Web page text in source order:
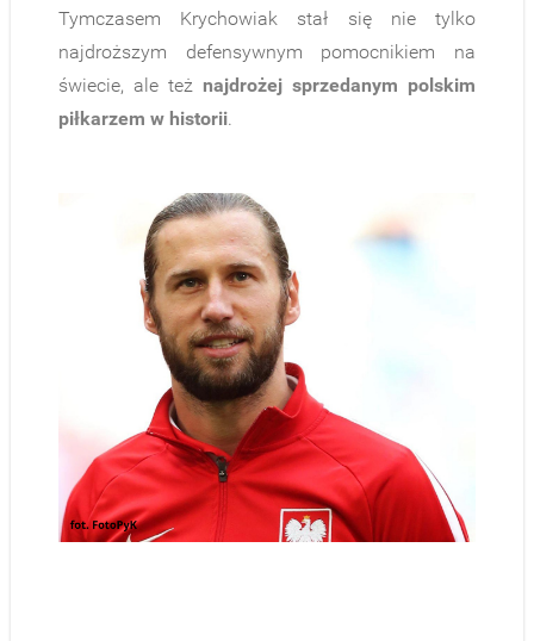
Tymczasem Krychowiak stał się nie tylko
najdroższym defensywnym pomocnikiem na
świecie, ale też najdrożej sprzedanym polskim
piłkarzem w historii